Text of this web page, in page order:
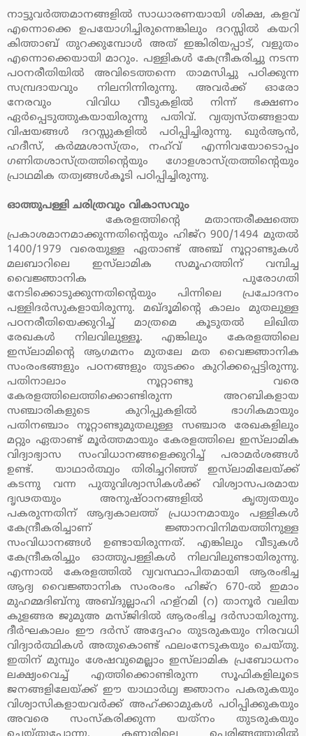
നാട്ടുവര്‍ത്തമാനങ്ങളില്‍ സാധാരണയായി ശിക്ഷ, കളവ്
എന്നൊക്കെ ഉപയോഗിച്ചിരുന്നെങ്കിലും ദറസ്സില്‍ കയറി
കിത്താബ് തുറക്കുമ്പോള്‍ അത് ഇങ്കിരിയപ്പാട്, വളുതം
എന്നൊക്കെയായി മാറും. പള്ളികള്‍ കേന്ദ്രീകരിച്ചു നടന്ന
പഠനരീതിയില്‍ അവിടെത്തന്നെ താമസിച്ചു പഠിക്കുന്ന
സമ്പ്രദായവും നിലനിന്നിരുന്നു. അവര്‍ക്ക് ഓരോ
നേരവും വിവിധ വീടുകളില്‍ നിന്ന് ഭക്ഷണം
ഏര്‍പ്പെടുത്തുകയായിരുന്നു പതിവ്. വ്യത്യസ്തങ്ങളായ
വിഷയങ്ങള്‍ ദറസ്സുകളില്‍ പഠിപ്പിച്ചിരുന്നു. ഖുര്‍ആന്‍,
ഹദീസ്, കര്‍മ്മശാസ്ത്രം, നഹ്‌വ് എന്നിവയോടൊപ്പം
ഗണിതശാസ്ത്രത്തിന്റെയും ഗോളശാസ്ത്രത്തിന്റെയും
പ്രാഥമിക തത്വങ്ങള്‍കൂടി പഠിപ്പിച്ചിരുന്നു.
ഓത്തുപള്ളി ചരിത്രവും വികാസവും
കേരളത്തിന്റെ മതാന്തരീക്ഷത്തെ
പ്രകാശമാനമാക്കുന്നതിന്റെയും ഹിജ്‌റ 900/1494 മുതല്‍
1400/1979 വരെയുള്ള ഏതാണ്ട് അഞ്ച് നൂറ്റാണ്ടുകള്‍
മലബാറിലെ ഇസ്‌ലാമിക സമൂഹത്തിന് വമ്പിച്ച
വൈജ്ഞാനിക പുരോഗതി
നേടിക്കൊടുക്കുന്നതിന്റെയും പിന്നിലെ പ്രചോദനം
പള്ളിദര്‍സുകളായിരുന്നു. മഖ്ദൂമിന്റെ കാലം മുതലുള്ള
പഠനരീതിയെക്കുറിച്ച് മാത്രമെ കൂടുതല്‍ ലിഖിത
രേഖകള്‍ നിലവിലുള്ളൂ. എങ്കിലും കേരളത്തിലെ
ഇസ്‌ലാമിന്റെ ആഗമനം മുതലേ മത വൈജ്ഞാനിക
സംരംഭങ്ങളും പഠനങ്ങളും തുടക്കം കുറിക്കപ്പെട്ടിരുന്നു.
പതിനാലാം നൂറ്റാണ്ടു വരെ
കേരളത്തിലെത്തിക്കൊണ്ടിരുന്ന അറബികളായ
സഞ്ചാരികളുടെ കുറിപ്പുകളില്‍ ഭാഗികമായും
പതിനഞ്ചാം നൂറ്റാണ്ടുമുതലുള്ള സഞ്ചാര രേഖകളിലും
മറ്റും ഏതാണ്ട് മൂര്‍ത്തമായും കേരളത്തിലെ ഇസ്‌ലാമിക
വിദ്യാഭ്യാസ സംവിധാനങ്ങളെക്കുറിച്ച് പരാമര്‍ശങ്ങള്‍
ഉണ്ട്. യാഥാര്‍ത്ഥ്യം തിരിച്ചറിഞ്ഞ് ഇസ്‌ലാമിലേയ്ക്ക്
കടന്നു വന്ന പുതുവിശ്വാസികള്‍ക്ക് വിശ്വാസപരമായ
ദൃഢതയും അനുഷ്ഠാനങ്ങളില്‍ കൃത്യതയും
പകരുന്നതിന് ആദ്യകാലത്ത് പ്രധാനമായും പള്ളികള്‍
കേന്ദ്രീകരിച്ചാണ് ജ്ഞാനവിനിമയത്തിനുള്ള
സംവിധാനങ്ങള്‍ ഉണ്ടായിരുന്നത്. എങ്കിലും വീടുകള്‍
കേന്ദ്രീകരിച്ചും ഓത്തുപള്ളികള്‍ നിലവിലുണ്ടായിരുന്നു.
എന്നാല്‍ കേരളത്തില്‍ വ്യവസ്ഥാപിതമായി ആരംഭിച്ച
ആദ്യ വൈജ്ഞാനിക സംരംഭം ഹിജ്‌റ 670-ല്‍ ഇമാം
മുഹമ്മദിബ്‌നു അബ്ദുല്ലാഹി ഹള്‌റമി (റ) താനൂര്‍ വലിയ
കുളങ്ങര ജുമുഅ മസ്ജിദില്‍ ആരംഭിച്ച ദര്‍സായിരുന്നു.
ദീര്‍ഘകാലം ഈ ദര്‍സ് അദ്ദേഹം തുടരുകയും നിരവധി
വിദ്യാര്‍ത്ഥികള്‍ അതുകൊണ്ട് ഫലംനേടുകയും ചെയ്തു.
ഇതിന് മുമ്പും ശേഷവുമെല്ലാം ഇസ്‌ലാമിക പ്രബോധനം
ലക്ഷ്യംവെച്ച് എത്തിക്കൊണ്ടിരുന്ന സൂഫികളിലൂടെ
ജനങ്ങളിലേയ്ക്ക് ഈ യാഥാര്‍ഥ്യ ജ്ഞാനം പകരുകയും
വിശ്വാസികളായവര്‍ക്ക് അഹ്ക്കാമുകള്‍ പഠിപ്പിക്കുകയും
അവരെ സംസ്‌കരിക്കുന്ന യത്‌നം തുടരുകയും